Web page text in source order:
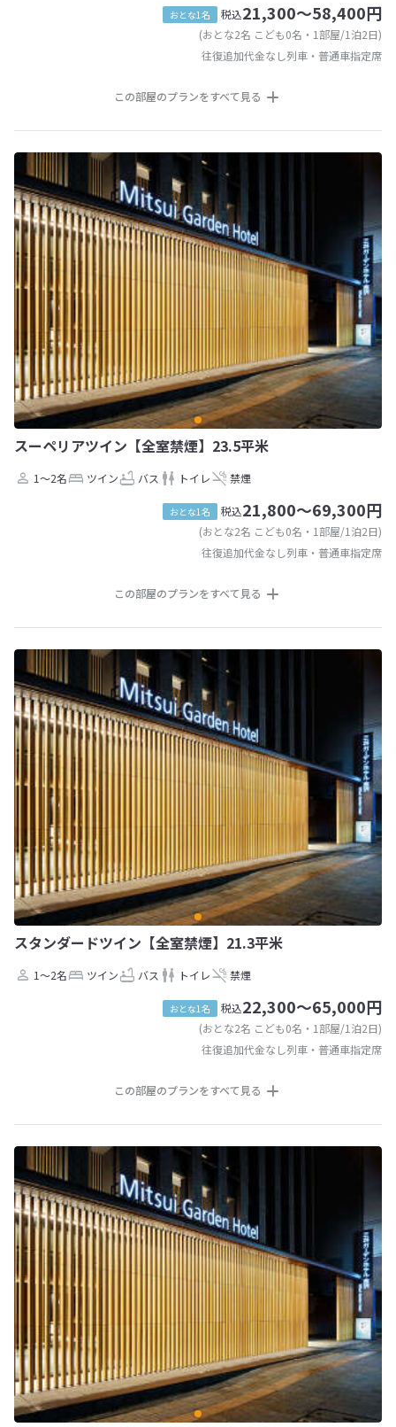
おとな1名 税込21,300～58,400円
(おとな2名 こども0名・1部屋/1泊2日)
往復追加代金なし列車・普通車指定席
この部屋のプランをすべて見る
スーペリアツイン【全室禁煙】23.5平米
1～2名 ツイン バス トイレ 禁煙
おとな1名 税込21,800～69,300円
(おとな2名 こども0名・1部屋/1泊2日)
往復追加代金なし列車・普通車指定席
この部屋のプランをすべて見る
スタンダードツイン【全室禁煙】21.3平米
1～2名 ツイン バス トイレ 禁煙
おとな1名 税込22,300～65,000円
(おとな2名 こども0名・1部屋/1泊2日)
往復追加代金なし列車・普通車指定席
この部屋のプランをすべて見る